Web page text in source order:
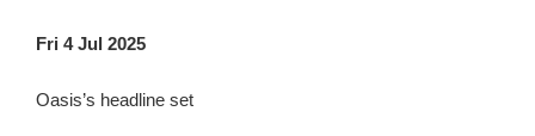
Fri 4 Jul 2025
Oasis’s headline set